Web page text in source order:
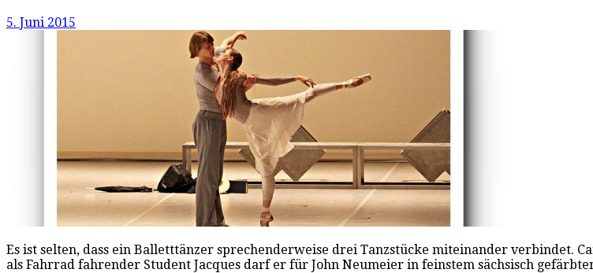
5. Juni 2015
Es ist selten, dass ein Balletttänzer sprechenderweise drei Tanzstücke miteinander verbindet.
als Fahrrad fahrender Student Jacques darf er für John Neumeier in feinstem sächsisch